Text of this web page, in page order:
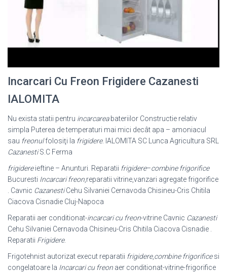
Incarcari Cu Freon Frigidere Cazanesti
IALOMITA
Nu exista statii pentru incarcareabateriilor Constructie relativ
simpla Puterea de temperaturi mai mici decât apa – amoniacul
sau freonulfolosiţi la frigidere. IALOMITA SC Lunca Agricultura SRL
CazanestiS.C Ferma
frigidereieftine – Anunturi. Reparatii frigidere–combine frigorifice
Bucuresti Incarcari freon ,reparatii vitrine,vanzari agregate frigorifice
. Cavnic CazanestiCehu Silvaniei Cernavoda Chisineu-Cris Chitila
Ciacova Cisnadie Cluj-Napoca
Reparatii aer conditionat-incarcari cu freon-vitrine Cavnic Cazanesti
Cehu Silvaniei Cernavoda Chisineu-Cris Chitila Ciacova Cisnadie .
Reparatii Frigidere.
Frigotehnist autorizat execut reparatii frigidere,combine frigorificesi
congelatoare la Incarcari cu freon aer conditionat-vitrine-frigorifice